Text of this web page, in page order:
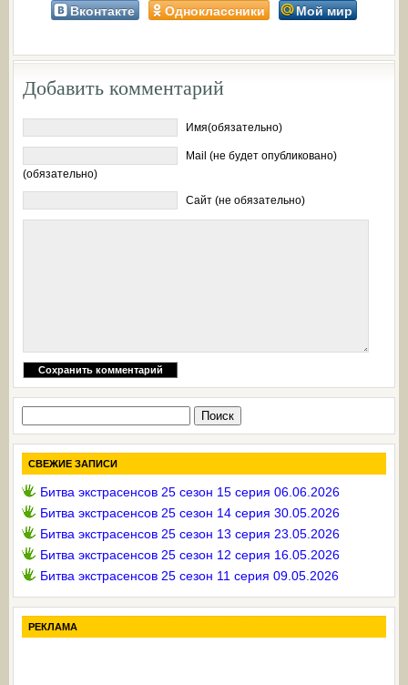
Вконтакте Одноклассники Мой мир
Добавить комментарий
Имя(обязательно)
Mail (не будет опубликовано)
(обязательно)
Сайт (не обязательно)
СВЕЖИЕ ЗАПИСИ
Битва экстрасенсов 25 сезон 15 серия 06.06.2026
Битва экстрасенсов 25 сезон 14 серия 30.05.2026
Битва экстрасенсов 25 сезон 13 серия 23.05.2026
Битва экстрасенсов 25 сезон 12 серия 16.05.2026
Битва экстрасенсов 25 сезон 11 серия 09.05.2026
РЕКЛАМА